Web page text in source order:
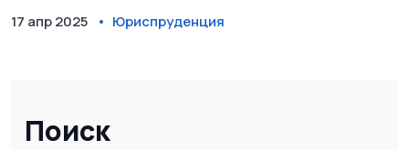
Поиск
17 апр 2025 Юриспруденция